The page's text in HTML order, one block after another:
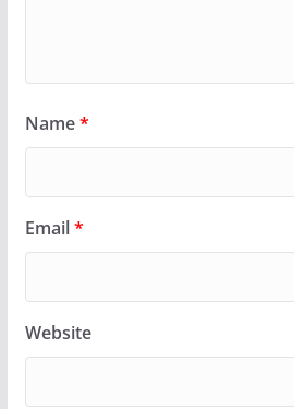
Name*
Email*
Website